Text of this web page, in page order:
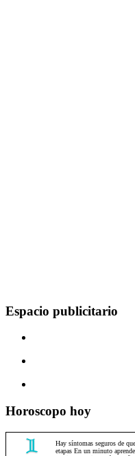
Espacio publicitario
Horoscopo hoy